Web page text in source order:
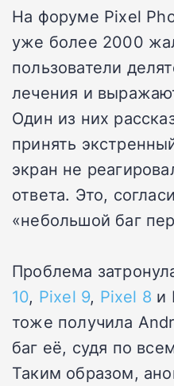
На форуме Pixel
уже более 2000
пользователи
лечения и
Один из них
принять
экран не
ответа. Это,
«небольшой баг
Проблема
10, Pixel 9, Pixel 8 и
тоже получила
баг её, судя по
Таким образом,